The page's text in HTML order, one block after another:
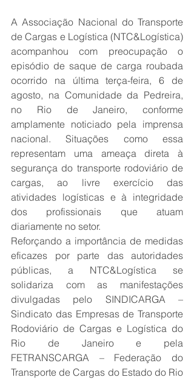
A Associação Nacional do Transporte
de Cargas e Logística (NTC&Logística)
acompanhou com preocupação o
episódio de saque de carga roubada
ocorrido na última terça-feira, 6 de
agosto, na Comunidade da Pedreira,
no Rio de Janeiro, conforme
amplamente noticiado pela imprensa
nacional. Situações como essa
representam uma ameaça direta à
segurança do transporte rodoviário de
cargas, ao livre exercício das
atividades logísticas e à integridade
dos profissionais que atuam
diariamente no setor.
Reforçando a importância de medidas
eficazes por parte das autoridades
públicas, a NTC&Logística se
solidariza com as manifestações
divulgadas pelo SINDICARGA –
Sindicato das Empresas de Transporte
Rodoviário de Cargas e Logística do
Rio de Janeiro e pela
FETRANSCARGA – Federação do
Transporte de Cargas do Estado do Rio